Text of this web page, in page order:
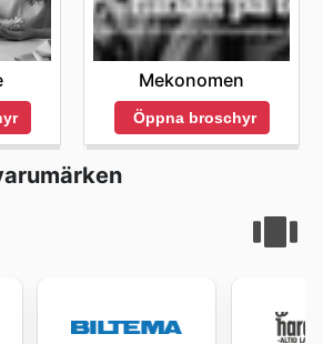
Mekonomen
Öppna broschyr